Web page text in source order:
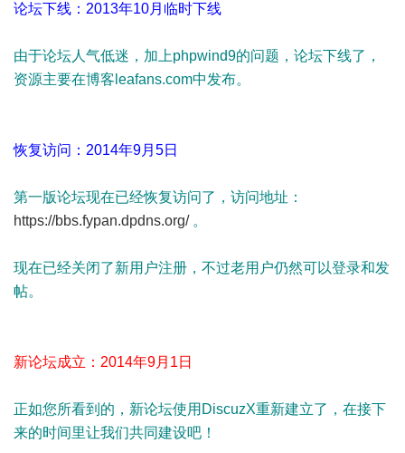
论坛下线：2013年10月临时下线
由于论坛人气低迷，加上phpwind9的问题，论坛下线了，
资源主要在博客leafans.com中发布。
恢复访问：2014年9月5日
第一版论坛现在已经恢复访问了，访问地址：
https://bbs.fypan.dpdns.org/。
现在已经关闭了新用户注册，不过老用户仍然可以登录和发
帖。
新论坛成立：2014年9月1日
正如您所看到的，新论坛使用DiscuzX重新建立了，在接下
来的时间里让我们共同建设吧！